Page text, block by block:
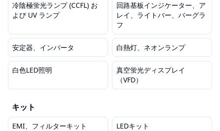
冷陰極蛍光ランプ (CCFL) お
よび UV ランプ
回路基板インジケーター、ア
レイ、ライトバー、バーグラ
フ
安定器、インバータ 白熱灯、ネオンランプ
白色LED照明
真空蛍光ディスプレイ
（VFD）
キット
EMI、フィルターキット LEDキット